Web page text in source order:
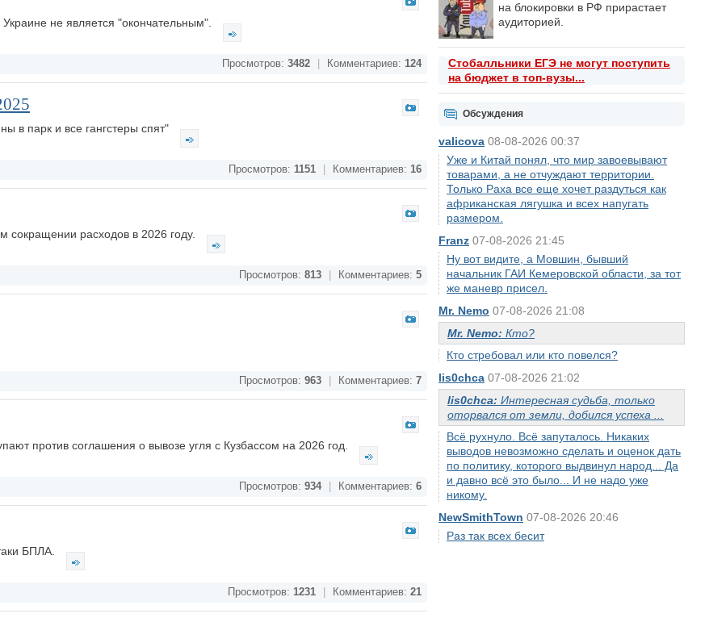
на блокировки в РФ прирастает
аудиторией.
Стобалльники ЕГЭ не могут поступить
на бюджет в топ-вузы...
Обсуждения
valicova 08-08-2026 00:37
Уже и Китай понял, что мир завоевывают
товарами, а не отчуждают территории.
Только Раха все еще хочет раздуться как
африканская лягушка и всех напугать
размером.
Franz 07-08-2026 21:45
Ну вот видите, а Мовшин, бывший
начальник ГАИ Кемеровской области, за тот
же маневр присел.
Mr. Nemo 07-08-2026 21:08
Mr. Nemo: Кто?
Кто стребовал или кто повелся?
lis0chca 07-08-2026 21:02
lis0chca: Интересная судьба, только
оторвался от земли, добился успеха ...
Всё рухнуло. Всё запуталось. Никаких
выводов невозможно сделать и оценок дать
по политику, которого выдвинул народ... Да
и давно всё это было... И не надо уже
никому.
NewSmithTown 07-08-2026 20:46
Раз так всех бесит
не является "окончательным".
Просмотров: 3482 Комментариев: 124
в парк и все гангстеры спят"
Просмотров: 1151 Комментариев: 16
сокращении расходов в 2026 году.
Просмотров: 813 Комментариев: 5
Просмотров: 963 Комментариев: 7
против соглашения о вывозе угля с Кузбассом на 2026 год.
Просмотров: 934 Комментариев: 6
БПЛА.
Просмотров: 1231 Комментариев: 21